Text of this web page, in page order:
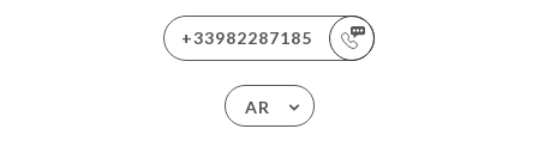
+33982287185
AR